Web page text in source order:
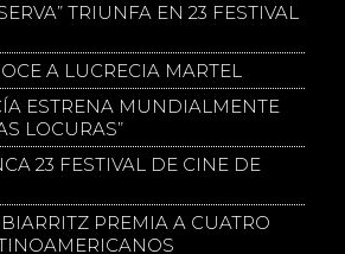
TRIUNFA EN 23 FESTIVAL
A LUCRECIA MARTEL
ESTRENA MUNDIALMENTE
LOCURAS”
23 FESTIVAL DE CINE DE
PREMIA A CUATRO